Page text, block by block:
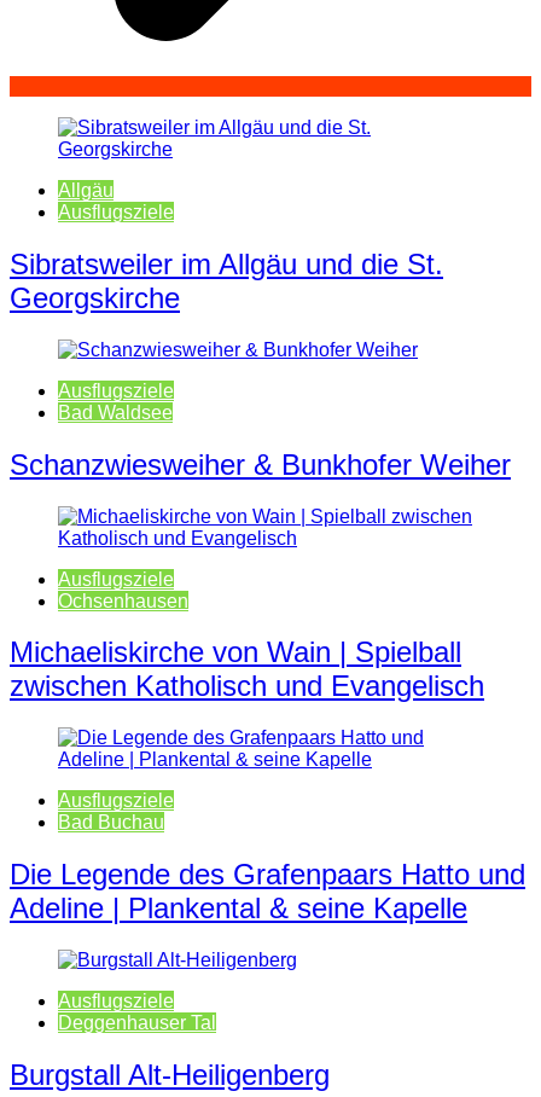
Allgäu
Ausflugsziele
Sibratsweiler im Allgäu und die St.
Georgskirche
Ausflugsziele
Bad Waldsee
Schanzwiesweiher & Bunkhofer Weiher
Ausflugsziele
Ochsenhausen
Michaeliskirche von Wain | Spielball
zwischen Katholisch und Evangelisch
Ausflugsziele
Bad Buchau
Die Legende des Grafenpaars Hatto und
Adeline | Plankental & seine Kapelle
Ausflugsziele
Deggenhauser Tal
Burgstall Alt-Heiligenberg